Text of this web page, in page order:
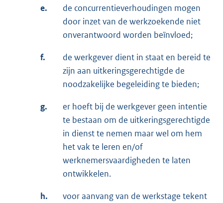
e.
de concurrentieverhoudingen mogen
door inzet van de werkzoekende niet
onverantwoord worden beïnvloed;
f.
de werkgever dient in staat en bereid te
zijn aan uitkeringsgerechtigde de
noodzakelijke begeleiding te bieden;
g.
er hoeft bij de werkgever geen intentie
te bestaan om de uitkeringsgerechtigde
in dienst te nemen maar wel om hem
het vak te leren en/of
werknemersvaardigheden te laten
ontwikkelen.
h.
voor aanvang van de werkstage tekent